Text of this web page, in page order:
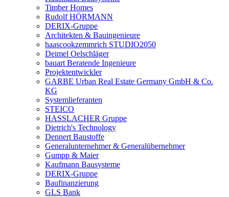
Timber Homes
Rudolf HÖRMANN
DERIX-Gruppe
Architekten & Bauingenieure
haascookzemmrich STUDIO2050
Deimel Oelschläger
bauart Beratende Ingenieure
Projektentwickler
GARBE Urban Real Estate Germany GmbH & Co.
KG
Systemlieferanten
STEICO
HASSLACHER Gruppe
Dietrich's Technology
Dennert Baustoffe
Generalunternehmer & Generalübernehmer
Gumpp & Maier
Kaufmann Bausysteme
DERIX-Gruppe
Baufinanzierung
GLS Bank